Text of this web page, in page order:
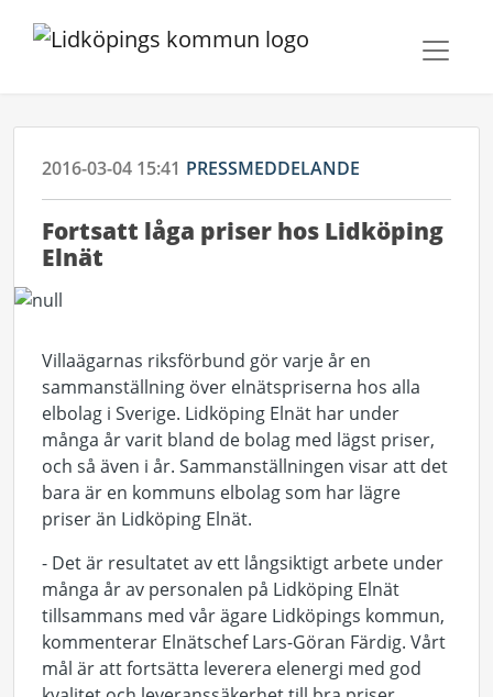
2016-03-04 15:41 PRESSMEDDELANDE
Fortsatt låga priser hos Lidköping
Elnät
Villaägarnas riksförbund gör varje år en
sammanställning över elnätspriserna hos alla
elbolag i Sverige. Lidköping Elnät har under
många år varit bland de bolag med lägst priser,
och så även i år. Sammanställningen visar att det
bara är en kommuns elbolag som har lägre
priser än Lidköping Elnät.
- Det är resultatet av ett långsiktigt arbete under
många år av personalen på Lidköping Elnät
tillsammans med vår ägare Lidköpings kommun,
kommenterar Elnätschef Lars-Göran Färdig. Vårt
mål är att fortsätta leverera elenergi med god